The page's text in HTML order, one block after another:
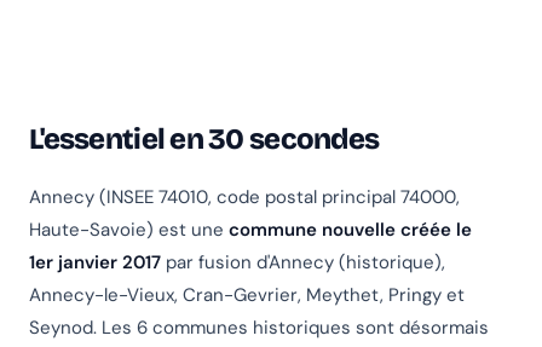
L'essentiel en 30 secondes
Annecy (INSEE 74010, code postal principal 74000,
Haute-Savoie) est une commune nouvelle créée le
1er janvier 2017 par fusion d'Annecy (historique),
Annecy-le-Vieux, Cran-Gevrier, Meythet, Pringy et
Seynod. Les 6 communes historiques sont désormais